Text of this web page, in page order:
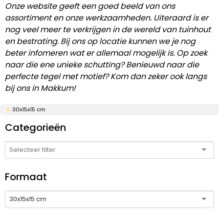
Onze website geeft een goed beeld van ons
assortiment en onze werkzaamheden. Uiteraard is er
nog veel meer te verkrijgen in de wereld van tuinhout
en bestrating. Bij ons op locatie kunnen we je nog
beter infomeren wat er allemaal mogelijk is. Op zoek
naar die ene unieke schutting? Benieuwd naar die
perfecte tegel met motief? Kom dan zeker ook langs
bij ons in Makkum!
30x15x15 cm
Categorieën
Formaat
30x15x15 cm